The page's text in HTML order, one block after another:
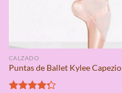
CALZADO
Puntas de Ballet Kylee Capezio